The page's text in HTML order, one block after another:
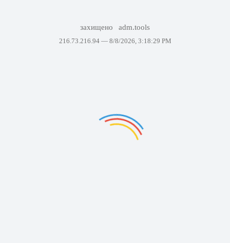
захищено adm.tools
216.73.216.94 — 8/8/2026, 3:18:29 PM